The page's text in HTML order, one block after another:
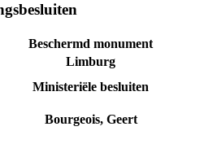
Beschermd monument
Limburg
Ministeriële besluiten
Bourgeois, Geert